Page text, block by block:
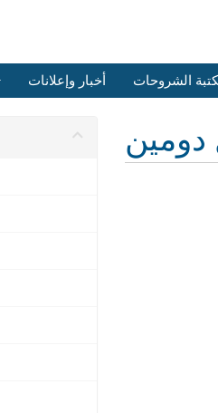
أخبار وإعلانات الشروحات
دومين